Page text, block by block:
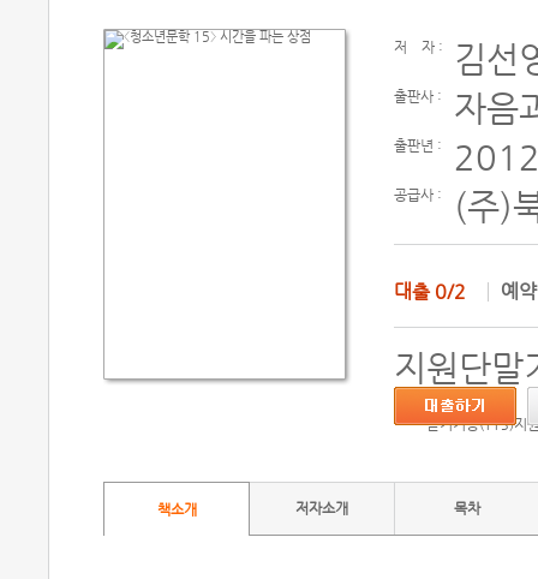
저 자 : 김선
출판사 : 자음
출판년 :
공급사 : (주)
대출 0/2 예
지원단말
듣기기능(TTS)지
책소개 저자소개 목차